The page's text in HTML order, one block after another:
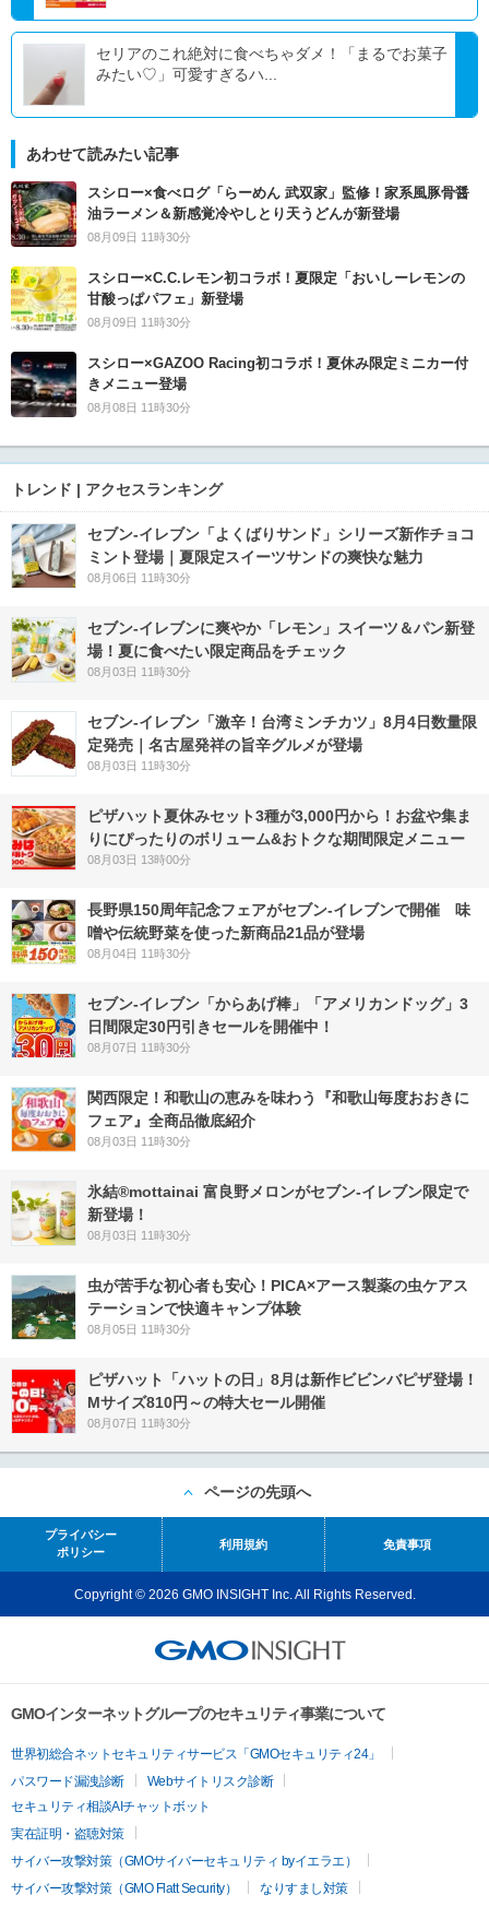
セリアのこれ絶対に食べちゃダメ！「まるでお菓子
みたい♡」可愛すぎるハ...
あわせて読みたい記事
スシロー×食べログ「らーめん 武双家」監修！家系風豚骨醤
油ラーメン＆新感覚冷やしとり天うどんが新登場
08月09日 11時30分
スシロー×C.C.レモン初コラボ！夏限定「おいしーレモンの
甘酸っぱパフェ」新登場
08月09日 11時30分
スシロー×GAZOO Racing初コラボ！夏休み限定ミニカー付
きメニュー登場
08月08日 11時30分
トレンド | アクセスランキング
セブン‐イレブン「よくばりサンド」シリーズ新作チョコ
ミント登場｜夏限定スイーツサンドの爽快な魅力
08月06日 11時30分
セブン‐イレブンに爽やか「レモン」スイーツ＆パン新登
場！夏に食べたい限定商品をチェック
08月03日 11時30分
セブン-イレブン「激辛！台湾ミンチカツ」8月4日数量限
定発売｜名古屋発祥の旨辛グルメが登場
08月03日 11時30分
ピザハット夏休みセット3種が3,000円から！お盆や集ま
りにぴったりのボリューム&おトクな期間限定メニュー
08月03日 13時00分
長野県150周年記念フェアがセブン-イレブンで開催 味
噌や伝統野菜を使った新商品21品が登場
08月04日 11時30分
セブン‐イレブン「からあげ棒」「アメリカンドッグ」3
日間限定30円引きセールを開催中！
08月07日 11時30分
関西限定！和歌山の恵みを味わう『和歌山毎度おおきに
フェア』全商品徹底紹介
08月03日 11時30分
氷結®mottainai 富良野メロンがセブン‐イレブン限定で
新登場！
08月03日 11時30分
虫が苦手な初心者も安心！PICA×アース製薬の虫ケアス
テーションで快適キャンプ体験
08月05日 11時30分
ピザハット「ハットの日」8月は新作ビビンバピザ登場！
Mサイズ810円～の特大セール開催
08月07日 11時30分
ページの先頭へ
プライバシー
ポリシー
利用規約 免責事項
Copyright © 2026 GMO INSIGHT Inc. All Rights Reserved.
GMOインターネットグループのセキュリティ事業について
世界初総合ネットセキュリティサービス「GMOセキュリティ24」
パスワード漏洩診断
Webサイトリスク診断
セキュリティ相談AIチャットボット
実在証明・盗聴対策
サイバー攻撃対策（GMOサイバーセキュリティ byイエラエ）
サイバー攻撃対策（GMO Flatt Security）
なりすまし対策